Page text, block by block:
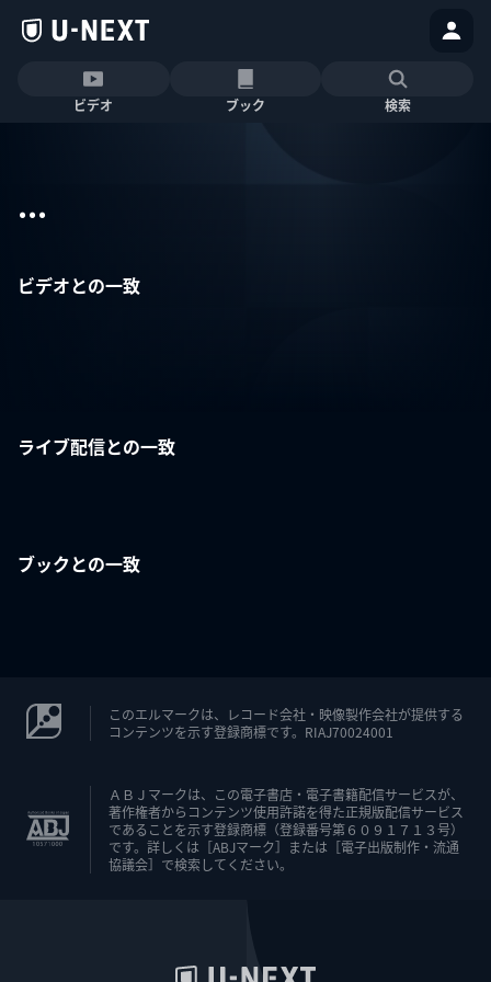
ビデオ ブック 検索
...
ビデオとの一致
ライブ配信との一致
ブックとの一致
このエルマークは、レコード会社・映像製作会社が提供する
コンテンツを示す登録商標です。RIAJ70024001
ＡＢＪマークは、この電子書店・電子書籍配信サービスが、
著作権者からコンテンツ使用許諾を得た正規版配信サービス
であることを示す登録商標（登録番号第６０９１７１３号）
です。詳しくは［ABJマーク］または［電子出版制作・流通
協議会］で検索してください。